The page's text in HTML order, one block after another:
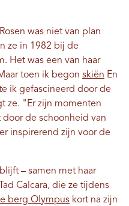
was niet van plan
ze in 1982 bij de
Het was een van haar
toen ik begon skiën En
ik gefascineerd door de
ze. "Er zijn momenten
de schoonheid van
inspirerend zijn voor de
– samen met haar
Calcara, die ze tijdens
berg Olympus kort na zijn